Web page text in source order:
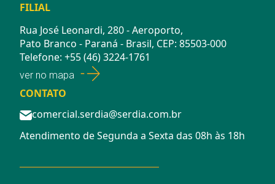
FILIAL
Rua José Leonardi, 280 - Aeroporto,
Pato Branco - Paraná - Brasil, CEP: 85503-000
Telefone: +55 (46) 3224-1761
ver no mapa
CONTATO
comercial.serdia@serdia.com.br
Atendimento de Segunda a Sexta das 08h às 18h